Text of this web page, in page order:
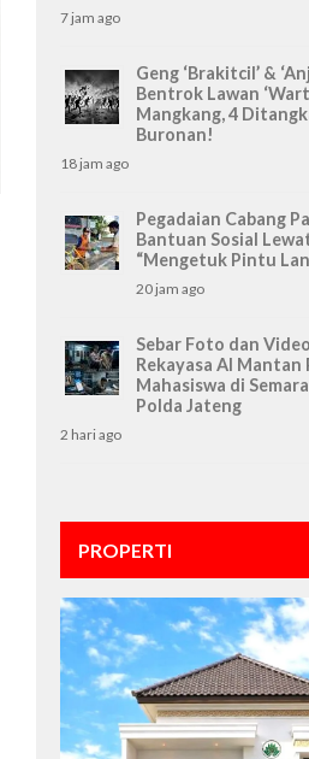
7 jam ago
Geng ‘Brakitcil’ &
Bentrok Lawan
Mangkang, 4
Buronan!
18 jam ago
Pegadaian Cabang
Bantuan Sosial
“Mengetuk Pintu
20 jam ago
Sebar Foto dan
Rekayasa AI Mantan
Mahasiswa di
Polda Jateng
2 hari ago
PROPERTI